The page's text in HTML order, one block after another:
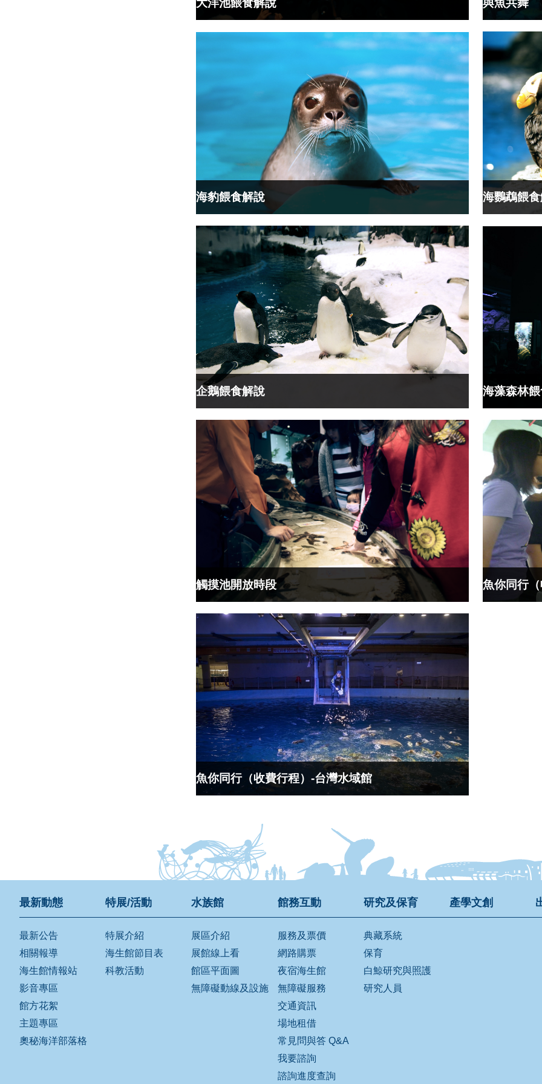
大洋池餵食解說 與魚共舞
海豹餵食解說 海鸚鵡餵
企鵝餵食解說 海藻森林
觸摸池開放時段 魚你同行
魚你同行（收費行程）-台灣水域館
最新動態
最新公告
相關報導
海生館情報站
影音專區
館方花絮
主題專區
奧秘海洋部落格
特展/活動
特展介紹
海生館節目表
科教活動
水族館
展區介紹
展館線上看
館區平面圖
無障礙動線及設施
館務互動
服務及票價
網路購票
夜宿海生館
無障礙服務
交通資訊
場地租借
常見問與答 Q&A
我要諮詢
諮詢進度查詢
研究及保育
典藏系統
保育
白鯨研究與照護
研究人員
產學文創